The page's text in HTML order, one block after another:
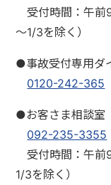
受付時間：午前
～1/3を除く）
●事故受付専用ダ
0120-242-365
●お客さま相談室
092-235-3355
受付時間：午前
1/3を除く）